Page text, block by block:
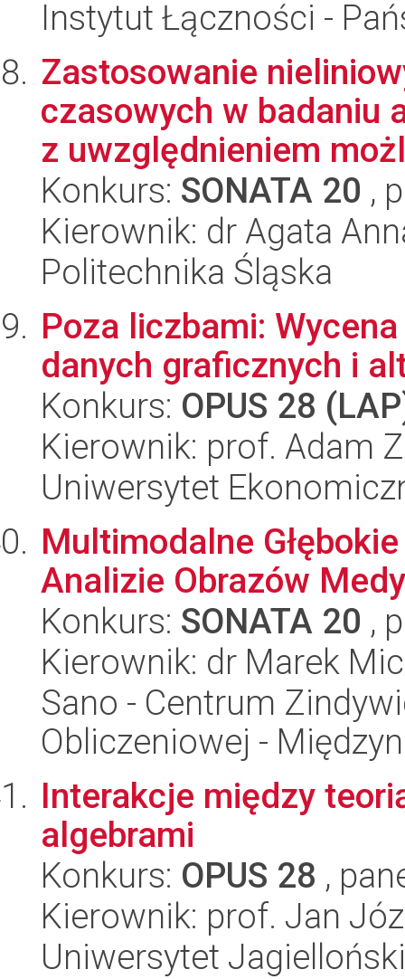
Instytut Łączności -
Zastosowanie
czasowych w badaniu
z uwzględnieniem
Konkurs: SONATA 20 ,
Kierownik: dr Agata
Politechnika Śląska
Poza liczbami:
danych graficznych i
Konkurs: OPUS 28
Kierownik: prof. Adam
Uniwersytet
Multimodalne
Analizie Obrazów
Konkurs: SONATA 20 ,
Kierownik: dr Marek
Sano - Centrum
Obliczeniowej -
Interakcje między
algebrami
Konkurs: OPUS 28 ,
Kierownik: prof. Jan
Uniwersytet Jagielloński